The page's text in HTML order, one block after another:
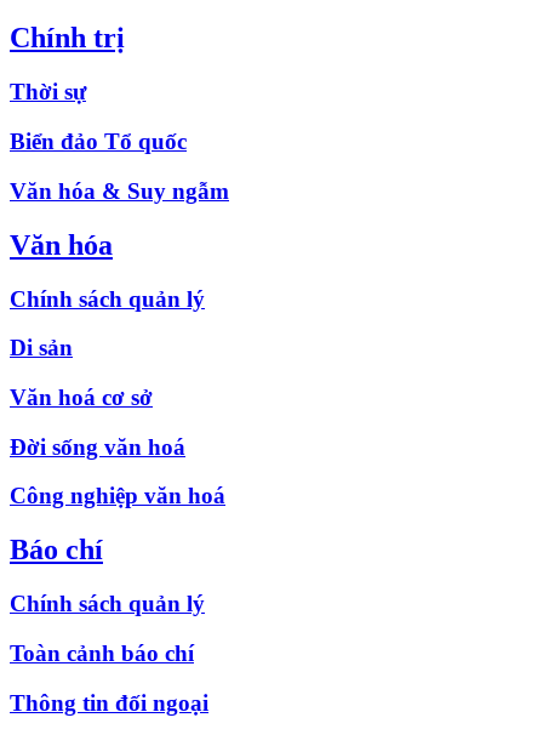
Chính trị
Thời sự
Biển đảo Tổ quốc
Văn hóa & Suy ngẫm
Văn hóa
Chính sách quản lý
Di sản
Văn hoá cơ sở
Đời sống văn hoá
Công nghiệp văn hoá
Báo chí
Chính sách quản lý
Toàn cảnh báo chí
Thông tin đối ngoại